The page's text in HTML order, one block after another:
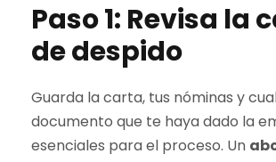
Paso 1: Revisa la
de despido
Guarda la carta, tus nóminas y
documento que te haya dado la
esenciales para el proceso. Un